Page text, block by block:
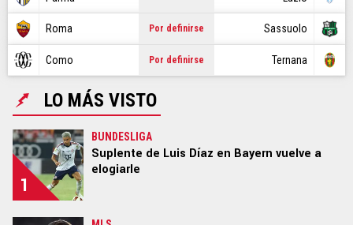
NBA
GAMER
SPOILER
Ediciones: |
BRASIL | COLOMBIA
Roma Por definirse Sassuolo
Como Por definirse Ternana
LO MÁS VISTO
1
BUNDESLIGA
Suplente de Luis Díaz en Bayern vuelve a
elogiarle